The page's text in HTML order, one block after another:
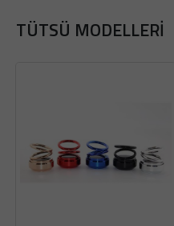
TÜTSÜ MODELLERI